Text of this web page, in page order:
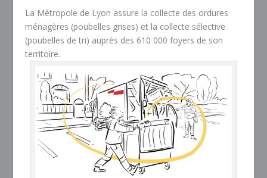
La Métropole de Lyon assure la collecte des ordures
ménagères (poubelles grises) et la collecte sélective
(poubelles de tri) auprès des 610 000 foyers de son
territoire.